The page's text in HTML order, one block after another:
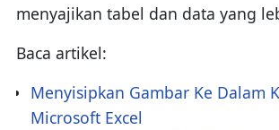
menyajikan tabel dan data yang
Baca artikel:
Menyisipkan Gambar Ke Dalam
Microsoft Excel